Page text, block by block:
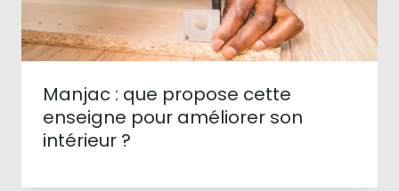
Manjac : que propose cette
enseigne pour améliorer son
intérieur ?